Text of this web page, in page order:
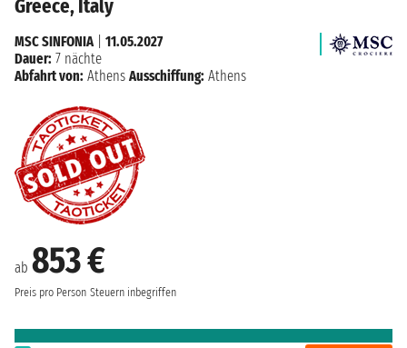
Greece, Italy
ab 853 €
Preis pro Person Steuern inbegriffen
MSC SINFONIA
11.05.2027
Dauer: 7 nächte
Abfahrt von: Athens Ausschiffung: Athens